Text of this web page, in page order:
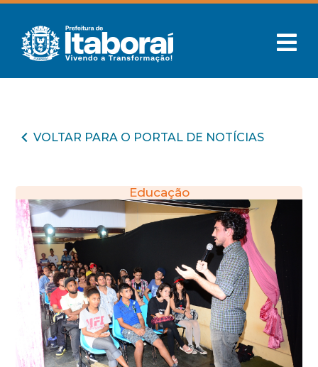
VOLTAR PARA O PORTAL DE NOTÍCIAS
Educação